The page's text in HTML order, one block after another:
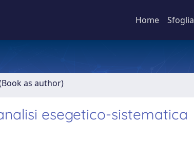
Home Sfoglia
as author)
esegetico-sistematica